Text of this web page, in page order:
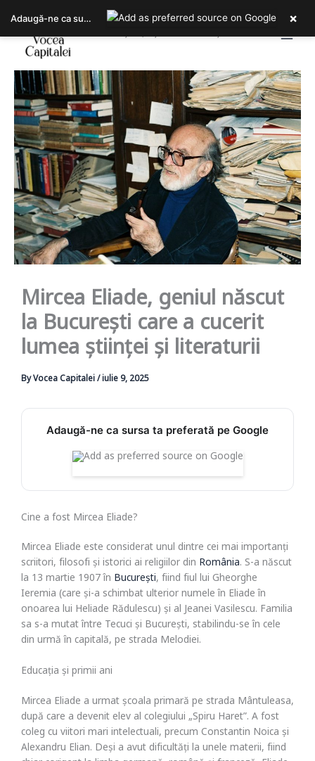
content
Bucureștiul, așa cum îl trăiești!
Mircea Eliade, geniul născut
la București care a cucerit
lumea științei și literaturii
ByVocea Capitalei/iulie 9, 2025
Adaugă-ne ca sursa ta preferată pe Google
Cine a fost Mircea Eliade?
Mircea Eliade este considerat unul dintre cei mai importanți
scriitori, filosofi și istorici ai religiilor din România. S-a născut
la 13 martie 1907 în București, fiind fiul lui Gheorghe
Ieremia (care și-a schimbat ulterior numele în Eliade în
onoarea lui Heliade Rădulescu) și al Jeanei Vasilescu. Familia
sa s-a mutat între Tecuci și București, stabilindu-se în cele
din urmă în capitală, pe strada Melodiei.
Educația și primii ani
Mircea Eliade a urmat școala primară pe strada Mântuleasa,
după care a devenit elev al colegiului „Spiru Haret”. A fost
coleg cu viitori mari intelectuali, precum Constantin Noica și
Alexandru Elian. Deși a avut dificultăți la unele materii, fiind
Adaugă-ne ca sursa ta preferată pe Google ×